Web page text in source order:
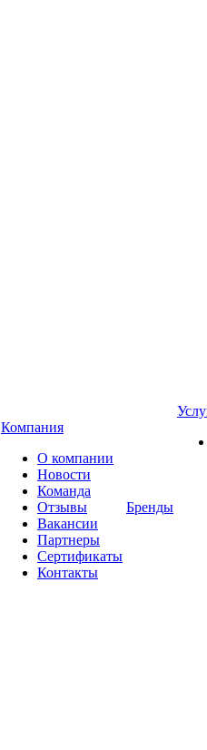
Компания
О компании
Новости
Команда
Отзывы
Вакансии
Партнеры
Сертификаты
Контакты
Бренды